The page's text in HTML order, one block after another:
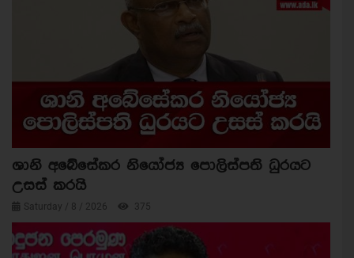
ශානි අබේසේකර නියෝජ්‍ය පොලිස්පති ධුරයට
උසස් කරයි
Saturday / 8 / 2026 375